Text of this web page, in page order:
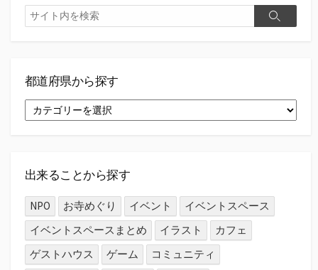
検
索
検
都道府県から探す
道
ら
す
出来ることから探す
NPO お寺めぐり イベント
イベントスペース
イベントスペースまとめ
イラスト
カフェ
ゲストハウス
ゲーム
コミュニティ